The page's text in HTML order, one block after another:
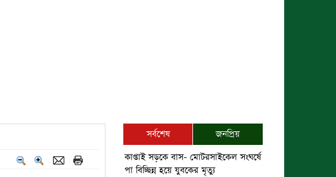
সর্বশেষ
জনপ্রিয়
কাপ্তাই সড়কে বাস- মোটরসাইকেল সংঘর্ষে
পা বিচ্ছিন্ন হয়ে যুবকের মৃত্যু